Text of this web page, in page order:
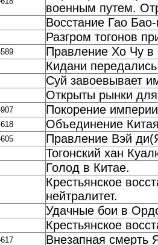
военным путем.
Восстание Гао
Разгром тогонов
Правление Хо Чу в
Кидани
Суй завоевывает
Открыты рынки
Покорение
Объединение
Правление Вэй
Тогонский хан
Голод в Китае.
Крестьянское
нейтралитет.
Удачные бои в
Крестьянское
Внезапная смерть